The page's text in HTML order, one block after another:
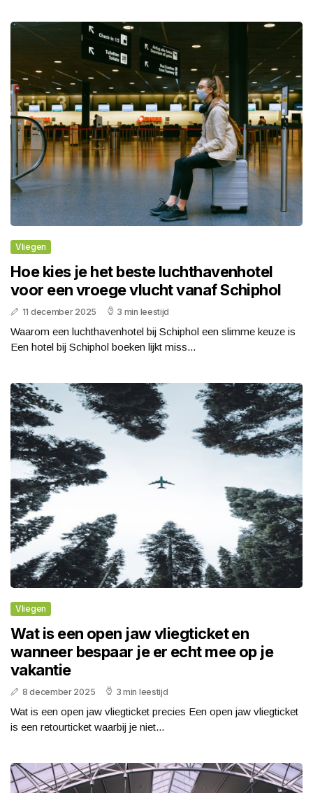
Vliegen
Hoe kies je het beste luchthavenhotel
voor een vroege vlucht vanaf Schiphol
11 december 2025 3 min leestijd
Waarom een luchthavenhotel bij Schiphol een slimme keuze is
Een hotel bij Schiphol boeken lijkt miss...
Vliegen
Wat is een open jaw vliegticket en
wanneer bespaar je er echt mee op je
vakantie
8 december 2025 3 min leestijd
Wat is een open jaw vliegticket precies Een open jaw vliegticket
is een retourticket waarbij je niet...